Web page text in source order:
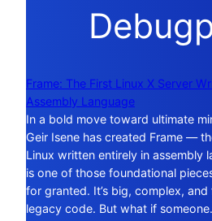
Frame: The First Linux X Server
Assembly Language
In a bold move toward ultimate
Geir Isene has created Frame —
Linux written entirely in assembly
is one of those foundational
for granted. It’s big, complex,
legacy code. But what if